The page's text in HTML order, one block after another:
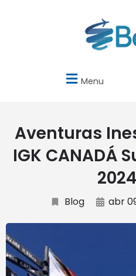
Menu
Aventuras
IGK CANADÁ
Blog abr